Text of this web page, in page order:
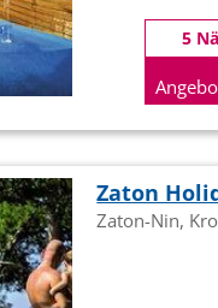
5
Zaton
Zaton-Nin,